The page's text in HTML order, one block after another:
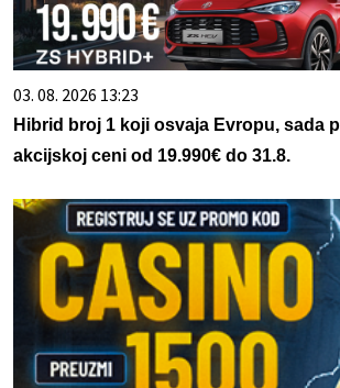
03. 08. 2026 13:23
Hibrid broj 1 koji osvaja Evropu, sada
akcijskoj ceni od 19.990€ do 31.8.